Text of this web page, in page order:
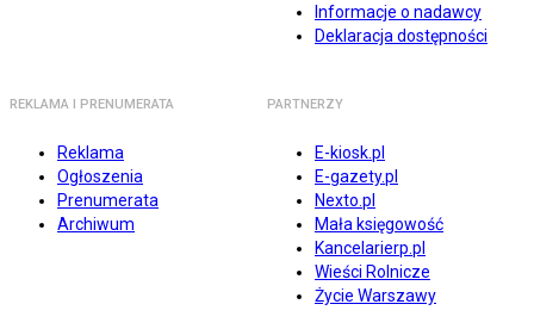
Informacje o nadawcy
Deklaracja dostępności
REKLAMA I PRENUMERATA
Reklama
Ogłoszenia
Prenumerata
Archiwum
PARTNERZY
E-kiosk.pl
E-gazety.pl
Nexto.pl
Mała księgowość
Kancelarierp.pl
Wieści Rolnicze
Życie Warszawy